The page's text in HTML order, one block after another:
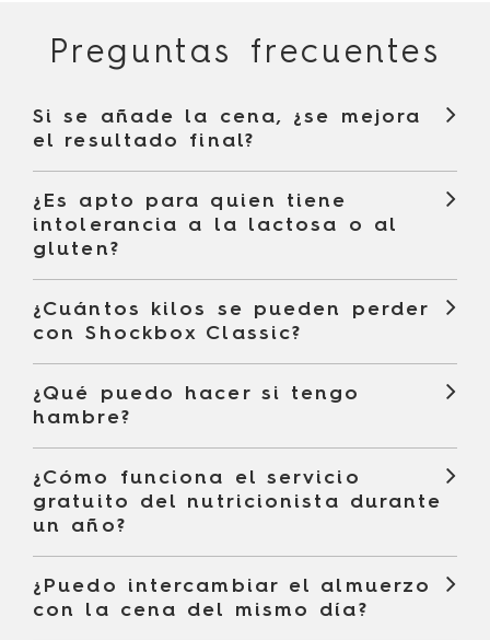
Preguntas frecuentes
Si se añade la cena, ¿se mejora
el resultado final?
¿Es apto para quien tiene
intolerancia a la lactosa o al
gluten?
¿Cuántos kilos se pueden perder
con Shockbox Classic?
¿Qué puedo hacer si tengo
hambre?
¿Cómo funciona el servicio
gratuito del nutricionista durante
un año?
¿Puedo intercambiar el almuerzo
con la cena del mismo día?